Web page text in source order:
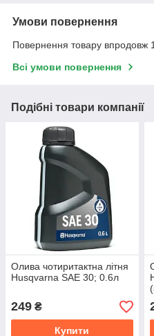
Умови повернення
Повернення товару впродовж
Всі умови повернення
Подібні товари компанії
Олива чотиритактна літня
Husqvarna SAE 30; 0.6л
249 ₴
Купити